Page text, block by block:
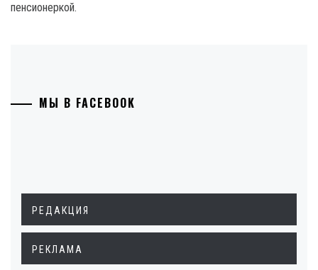
пенсионеркой.
МЫ В FACEBOOK
РЕДАКЦИЯ
РЕКЛАМА